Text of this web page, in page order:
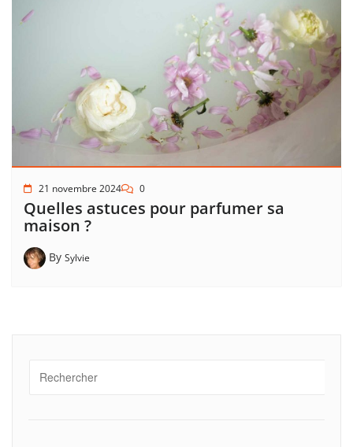
21 novembre 2024 0
Quelles astuces pour parfumer sa
maison ?
By Sylvie